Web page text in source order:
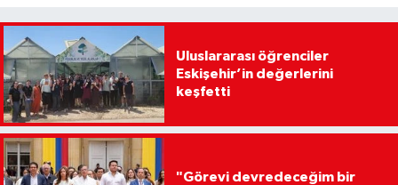
Uluslararası öğrenciler
Eskişehir’in değerlerini
keşfetti
"Görevi devredeceğim bir